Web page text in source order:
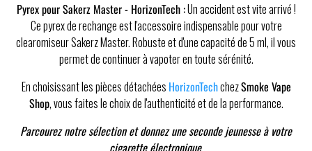
Pyrex pour Sakerz Master - HorizonTech :Un accident est vite arrivé !
Ce pyrex de rechange est l'accessoire indispensable pour votre
clearomiseur Sakerz Master. Robuste et d'une capacité de 5 ml, il vous
permet de continuer à vapoter en toute sérénité.
En choisissant les pièces détachées HorizonTechchezSmoke Vape
Shop, vous faites le choix de l'authenticité et de la performance.
Parcourez notre sélection et donnez une seconde jeunesse à votre
cigarette électronique.